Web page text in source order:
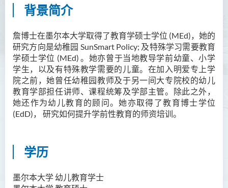
背景简介
詹博士在墨尔本大学取得了教育学硕士学位 (MEd)，她的
研究方向是幼稚园 SunSmart Policy; 及特殊学习需要教育
学硕士学位 (MEd) 。她亦曾于当地教导学前幼童、小学
学生，以及有特殊教学需要的儿童。在加入明爱专上学
院之前，她曾任幼稚园教师及于另一间大专院校的幼儿
教育学部担任讲师、课程统筹及学部主管。除此之外，
她还作为幼儿教育的顾问。她亦取得了教育博士学位
(EdD)， 研究如何提升学前性教育的师资培训。
学历
墨尔本大学 幼儿教育学士
胡耀东先生
官福然先生
蔡清衍先生
郭俊祺先生
袁展聪博士
李嘉瑶女士
周仲华博士